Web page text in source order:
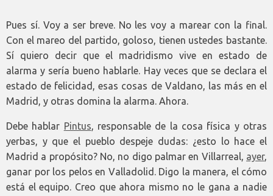
Pues sí. Voy a ser breve. No les voy a marear con la final.
Con el mareo del partido, goloso, tienen ustedes bastante.
Sí quiero decir que el madridismo vive en estado de
alarma y sería bueno hablarle. Hay veces que se declara el
estado de felicidad, esas cosas de Valdano, las más en el
Madrid, y otras domina la alarma. Ahora.
Debe hablar Pintus, responsable de la cosa física y otras
yerbas, y que el pueblo despeje dudas: ¿esto lo hace el
Madrid a propósito? No, no digo palmar en Villarreal, ayer,
ganar por los pelos en Valladolid. Digo la manera, el cómo
está el equipo. Creo que ahora mismo no le gana a nadie